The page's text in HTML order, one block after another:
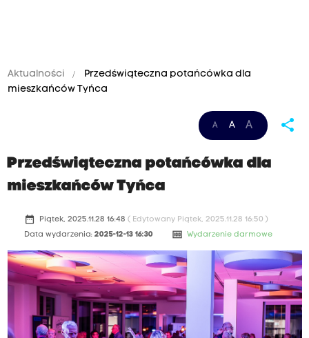
Aktualności
Przedświąteczna potańcówka dla
mieszkańców Tyńca
A A A share
Przedświąteczna potańcówka dla
mieszkańców Tyńca
date_range Piątek, 2025.11.28 16:48 ( Edytowany Piątek, 2025.11.28 16:50 )
Data wydarzenia: 2025-12-13 16:30 money Wydarzenie darmowe